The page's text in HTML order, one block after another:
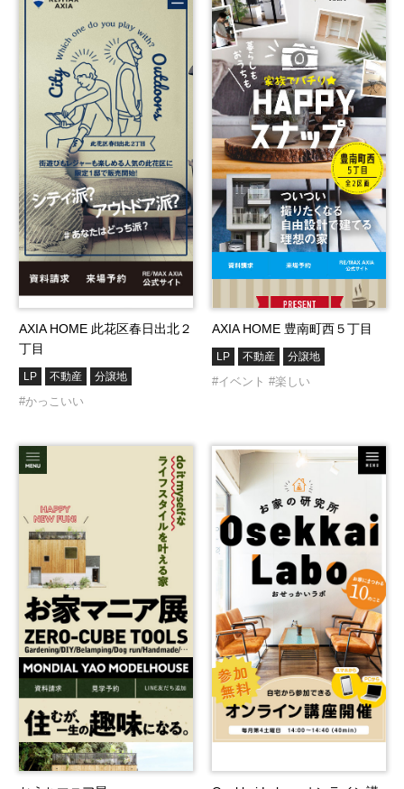
AXIA HOME 此花区春日出北２
丁目
LP 不動産 分譲地
#かっこいい
AXIA HOME 豊南町西５丁目
LP 不動産 分譲地
#イベント #楽しい